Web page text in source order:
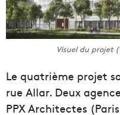
Visuel du projet
Le quatrième projet
rue Allar. Deux
PPX Architectes